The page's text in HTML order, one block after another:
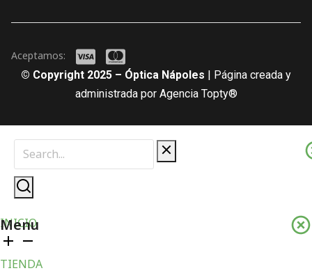
© Copyright 2025 – Óptica Nápoles
| Página creada y
administrada por Agencia Topty®
Aceptamos:
Menu
INICIO
TIENDA